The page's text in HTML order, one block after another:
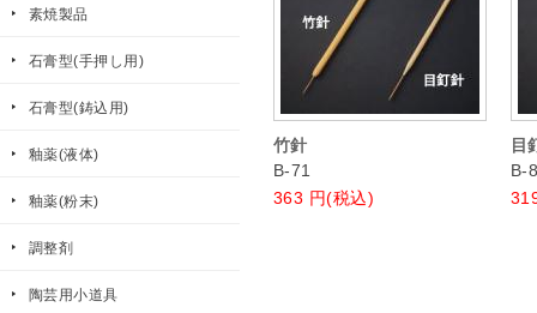
素焼製品
石膏型(手押し用)
石膏型(鋳込用)
釉薬(液体)
釉薬(粉末)
調整剤
陶芸用小道具
竹針
B-71
363 円(税込)
目
B-